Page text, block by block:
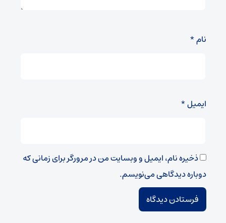
نام*
ایمیل*
ذخیره نام، ایمیل و وبسایت من در مرورگر برای زمانی که
دوباره دیدگاهی می‌نویسم.